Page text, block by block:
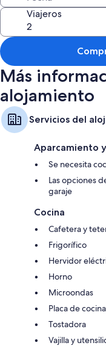
maravilloso país de Yeates
Viajeros
Más
alojamiento
Servicios del
Aparcamiento
Se necesita
Las opciones
garaje
Cocina
Cafetera y
Frigorífico
Hervidor
Horno
Microondas
Placa de cocina
Tostadora
Vajilla y